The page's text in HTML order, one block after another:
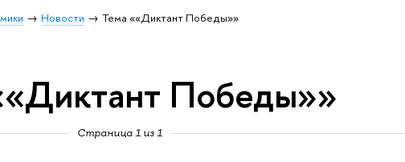
Новости Тема ««Диктант Победы»»
Победы»»
Страница 1 из 1